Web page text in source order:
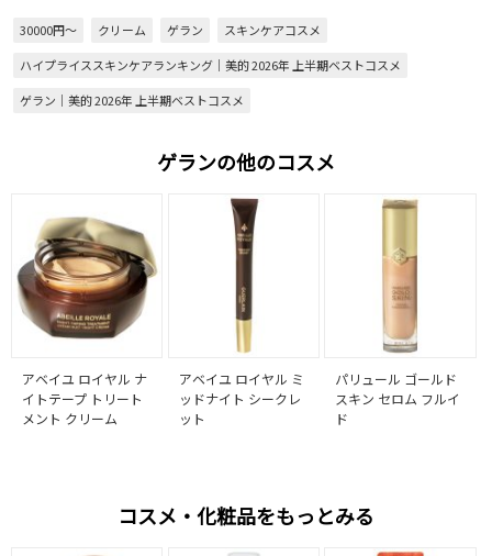
30000円～ クリーム ゲラン
スキンケアコスメ
ハイプライススキンケアランキング｜美的 2026年 上半期ベストコスメ
ゲラン｜美的 2026年 上半期ベストコスメ
ゲランの他のコスメ
アベイユ ロイヤル ナ
イトテープ トリート
メント クリーム
アベイユ ロイヤル ミ
ッドナイト シークレ
ット
パリュール ゴールド
スキン セロム フルイ
ド
コスメ・化粧品をもっとみる